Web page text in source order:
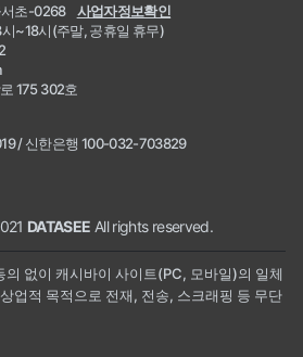
초-0268
사업자정보확인
~18시(주말, 공휴일 휴무)
175 302호
/ 신한은행 100-032-703829
DATASEE All rights reserved.
없이 캐시바이 사이트(PC, 모바일)의 일체
업적 목적으로 전재, 전송, 스크래핑 등 무단